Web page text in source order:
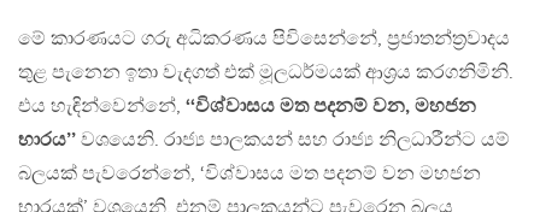
මේ කාරණයට ගරු අධිකරණය පිවිසෙන්නේ, ප්‍රජාතන්ත්‍රවාදය
තුළ පැනෙන ඉතා වැදගත් එක් මූලධර්මයක් ආශ්‍රය කරගනිමිනි.
එය හැඳින්වෙන්නේ, ‘‘විශ්වාසය මත පදනම් වන, මහජන
භාරය’’ වශයෙනි. රාජ්‍ය පාලකයන් සහ රාජ්‍ය නිලධාරීන්ට යම්
බලයක් පැවරෙන්නේ, ‘විශ්වාසය මත පදනම් වන මහජන
භාරයක්’ වශයෙනි. එනම් පාලකයන්ට පැවරෙන බලය